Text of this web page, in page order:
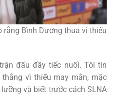
rằng Bình Dương thua vì thiếu
đấu đầy tiếc nuối. Tôi tin
vì thiếu may mắn, mặc
và biết trước cách SLNA